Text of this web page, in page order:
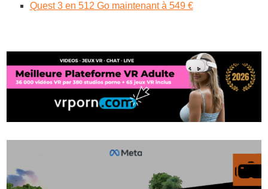
Quest 3 en 512 Go maintenant à 549 €